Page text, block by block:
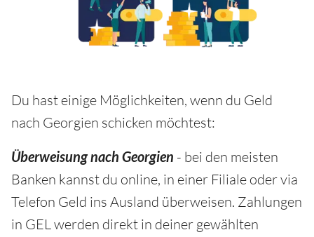
Du hast einige Möglichkeiten, wenn du Geld
nach Georgien schicken möchtest:
Überweisung nach Georgien - bei den meisten
Banken kannst du online, in einer Filiale oder via
Telefon Geld ins Ausland überweisen. Zahlungen
in GEL werden direkt in deiner gewählten